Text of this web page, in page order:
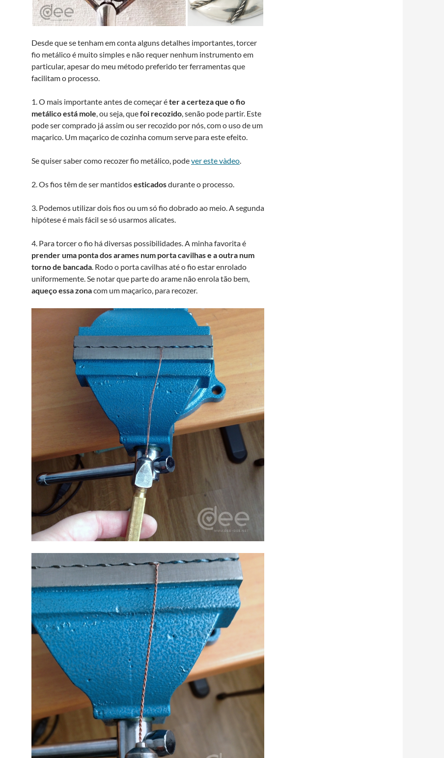
Desde que se tenham em conta alguns detalhes importantes, torcer
fio metálico é muito simples e não requer nenhum instrumento em
particular, apesar do meu método preferido ter ferramentas que
facilitam o processo.
1. O mais importante antes de começar éter a certeza que o fio
metálico está mole, ou seja, quefoi recozido, senão pode partir. Este
pode ser comprado já assim ou ser recozido por nós, com o uso de um
maçarico. Um maçarico de cozinha comum serve para este efeito.
Se quiser saber como recozer fio metálico, podever este và­deo.
2. Os fios têm de ser mantidosesticadosdurante o processo.
3. Podemos utilizar dois fios ou um só fio dobrado ao meio. A segunda
hipótese é mais fácil se só usarmos alicates.
4. Para torcer o fio há diversas possibilidades. A minha favorita é
prender uma ponta dos arames num porta cavilhas e a outra num
torno de bancada. Rodo o porta cavilhas até o fio estar enrolado
uniformemente. Se notar que parte do arame não enrola tão bem,
aqueço essa zonacom um maçarico, para recozer.